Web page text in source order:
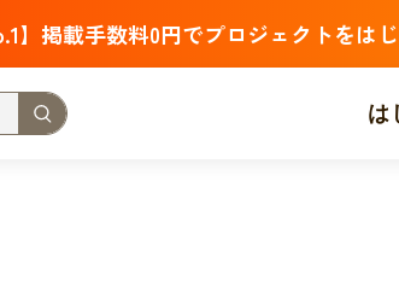
】掲載手数料0円でプロジェクトをは
は